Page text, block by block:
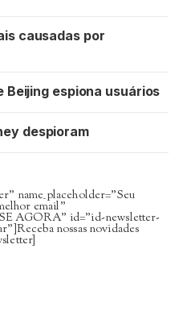
causadas por
Beijing espiona usuários
despioram
name_placeholder=”Seu
email”
AGORA” id=”id-newsletter-
nossas novidades